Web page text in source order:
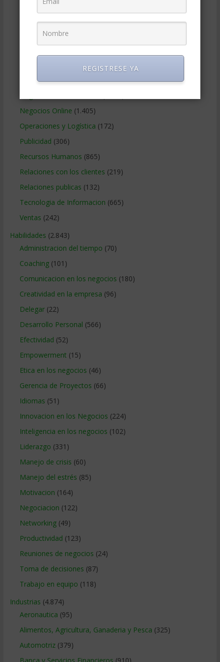
Gerencia social y ambiental
(125)
(247)
Métodos Gerenciales(280)
Negocios Online (1.405)
Operaciones y Logística (172)
Publicidad (306)
Recursos Humanos (865)
Relaciones con los clientes (219)
Relaciones publicas (132)
Tecnologia de Informacion (665)
Ventas (242)
Habilidades (2.843)
Administracion del tiempo (70)
Coaching(101)
Comunicacion en los negocios (180)
Creatividad en la empresa (96)
Delegar(22)
Desarrollo Personal (566)
Efectividad (52)
Empowerment (15)
Etica en los negocios (46)
Gerencia de Proyectos (66)
Idiomas (51)
Innovacion en los Negocios (224)
Inteligencia en los negocios (102)
Liderazgo (331)
Manejo de crisis (60)
Manejo del estrés (85)
Motivacion (164)
Negociacion (122)
Networking(49)
Productividad (123)
Reuniones de negocios (24)
Toma de decisiones (87)
Trabajo en equipo (118)
Industrias (4.874)
Aeronautica (95)
Alimentos, Agricultura, Ganaderia y Pesca (325)
Automotriz(379)
REGISTRESE YA